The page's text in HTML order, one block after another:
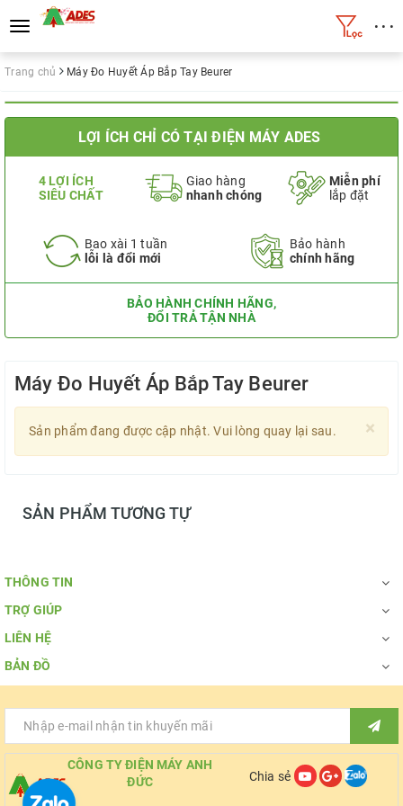
Toggle
navigation
• • •
Trang chủ Máy Đo Huyết Áp Bắp Tay Beurer
LỢI ÍCH CHỈ CÓ TẠI ĐIỆN MÁY ADES
4 LỢI ÍCH
SIÊU CHẤT
Giao hàng
nhanh chóng
Miễn phí
lắp đặt
Bao xài 1 tuần
lỗi là đổi mới
Bảo hành
chính hãng
BẢO HÀNH CHÍNH HÃNG,
ĐỔI TRẢ TẬN NHÀ
Máy Đo Huyết Áp Bắp Tay Beurer
×
Sản phẩm đang được cập nhật. Vui lòng quay lại sau.
SẢN PHẨM TƯƠNG TỰ
THÔNG TIN
TRỢ GIÚP
LIÊN HỆ
BẢN ĐỒ
CÔNG TY ĐIỆN MÁY ANH
ĐỨC
Chia sẻ